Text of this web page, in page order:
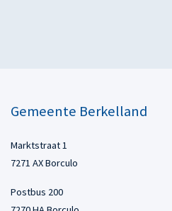
Gemeente Berkelland
Marktstraat 1
7271 AX Borculo
Postbus 200